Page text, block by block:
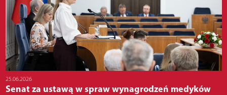
25.06.2026
Senat za ustawą w spraw wynagrodzeń medyków